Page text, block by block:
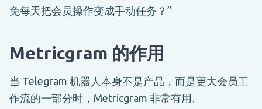
免每天把会员操作变成手动任务？”
Metricgram 的作用
当 Telegram 机器人本身不是产品，而是更大会员工
作流的一部分时，Metricgram 非常有用。